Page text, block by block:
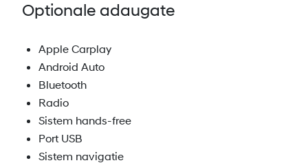
Optionale adaugate
Apple Carplay
Android Auto
Bluetooth
Radio
Sistem hands-free
Port USB
Sistem navigatie